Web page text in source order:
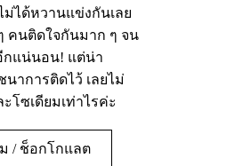
ได้หวานแข่งกันเลย
คนติดใจกันมาก ๆ จน
กแน่นอน! แต่น่า
าการติดไว้ เลยไม่
โซเดียมเท่าไรค่ะ
ม / ช็อกโกแลต